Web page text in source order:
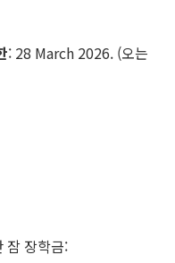
: 28 March 2026. (오는
장학금: